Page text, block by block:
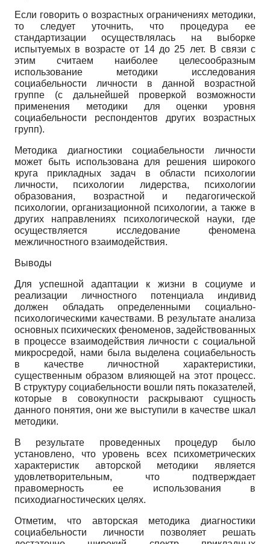
Если говорить о возрастных ограничениях методики,
то следует уточнить, что процедура ее
стандартизации осуществлялась на выборке
испытуемых в возрасте от 14 до 25 лет. В связи с
этим считаем наиболее целесообразным
использование методики исследования
социабельности личности в данной возрастной
группе (с дальнейшей проверкой возможности
применения методики для оценки уровня
социабельности респондентов других возрастных
групп).
Методика диагностики социабельности личности
может быть использована для решения широкого
круга прикладных задач в области психологии
личности, психологии лидерства, психологии
образования, возрастной и педагогической
психологии, организационной психологии, а также в
других направлениях психологической науки, где
осуществляется исследование феномена
межличностного взаимодействия.
Выводы
Для успешной адаптации к жизни в социуме и
реализации личностного потенциала индивид
должен обладать определенными социально-
психологическими качествами. В результате анализа
основных психических феноменов, задействованных
в процессе взаимодействия личности с социальной
микросредой, нами была выделена социабельность
в качестве личностной характеристики,
существенным образом влияющей на этот процесс.
В структуру социабельности вошли пять показателей,
которые в совокупности раскрывают сущность
данного понятия, они же выступили в качестве шкал
методики.
В результате проведенных процедур было
установлено, что уровень всех психометрических
характеристик авторской методики является
удовлетворительным, что подтверждает
правомерность ее использования в
психодиагностических целях.
Отметим, что авторская методика диагностики
социабельности личности позволяет решать